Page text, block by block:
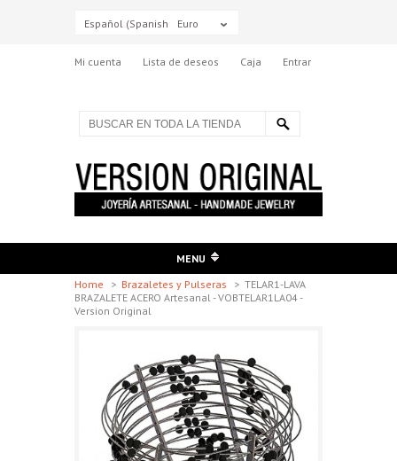
Español (Spanish) Euro
Mi cuenta Lista de deseos Caja Entrar
MENU
Home
> Brazaletes y Pulseras > TELAR1-LAVA
BRAZALETE ACERO Artesanal - VOBTELAR1LA04 -
Version Original